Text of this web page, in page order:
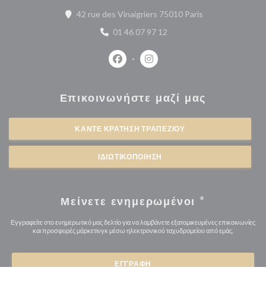
42 rue des Vinaigriers 75010 Paris
01 46 07 97 12
Facebook ((ανοίγει σε νέο
Instagram ((ανοίγει σε νέο
Επικοινωνήστε μαζί μας
ΚΆΝΤΕ ΚΡΆΤΗΣΗ ΤΡΑΠΕΖΙΟΎ
ΙΔΙΩΤΙΚΟΠΟΊΗΣΗ
Μείνετε ενημερωμένοι *
Εγγραφείτε στο ενημερωτικό μας δελτίο για να λαμβάνετε εξατομικευμένες επικοινωνίες
και προσφορές μάρκετινγκ μέσω ηλεκτρονικού ταχυδρομείου από εμάς.
ΕΓΓΡΑΦΉ